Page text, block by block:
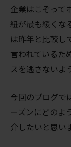
企業はこぞって
紐が最も緩くな
は昨年と比較し
言われているた
スを逃さないよ
今回のブログで
ーズンにどのよ
介したいと思い